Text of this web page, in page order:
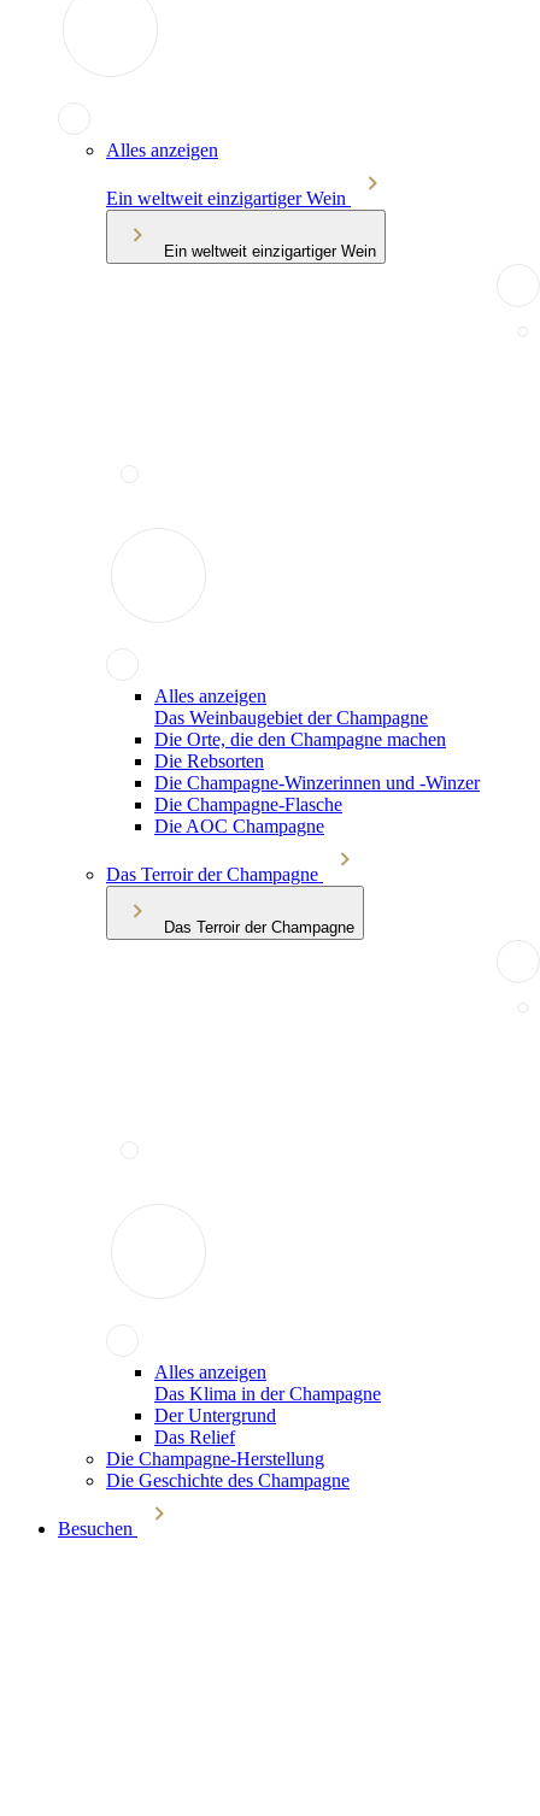
Alles anzeigen
Ein weltweit einzigartiger Wein
Ein weltweit einzigartiger Wein
Alles anzeigen
Das Weinbaugebiet der Champagne
Die Orte, die den Champagne machen
Die Rebsorten
Die Champagne-Winzerinnen und -Winzer
Die Champagne-Flasche
Die AOC Champagne
Das Terroir der Champagne
Das Terroir der Champagne
Alles anzeigen
Das Klima in der Champagne
Der Untergrund
Das Relief
Die Champagne-Herstellung
Die Geschichte des Champagne
Besuchen